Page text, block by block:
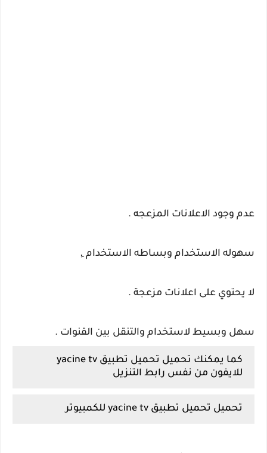
عدم وجود الاعلانات المزعجه .
سهوله الاستخدام وبساطه الاستخدام .ِ
لا يحتوي على اعلانات مزعجة .
سهل وبسيط لاستخدام والتنقل بين القنوات .
كما يمكنك تحميل تحميل تطبيق yacine tv
للايفون من نفس رابط التنزيل
تحميل تحميل تطبيق yacine tv للكمبيوتر